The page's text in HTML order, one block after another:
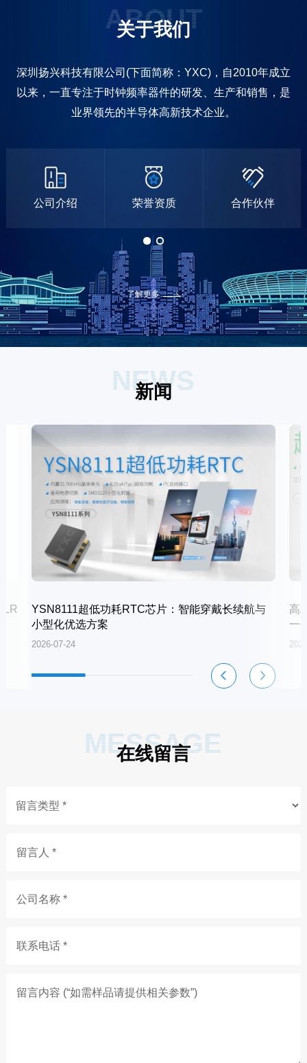
ABOUT
关于我们
深圳扬兴科技有限公司(下面简称：YXC)，自2010年成立
以来，一直专注于时钟频率器件的研发、生产和销售，是
业界领先的半导体高新技术企业。
公司介绍 荣誉资质 合作伙伴
了解更多
NEWS
新闻
YSN8111超低功耗RTC芯片：智能穿戴长续航与
小型化优选方案
2026-07-24
高
一
MESSAGE
在线留言
留言人 *
公司名称 *
联系电话 *
留言内容 (“如需样品请提供相关参数”)